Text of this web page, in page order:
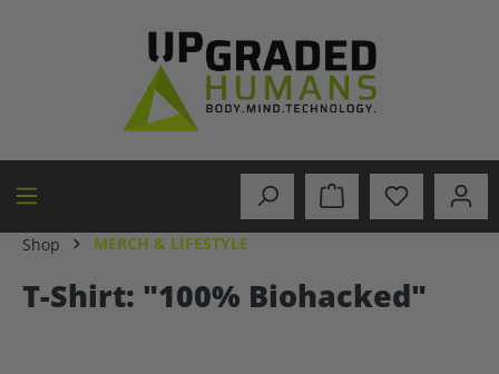
Shop MERCH & LIFESTYLE
T-Shirt: "100% Biohacked"